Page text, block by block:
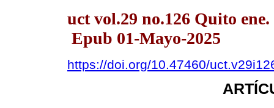
uct vol.29 no.126 Quito ene.
Epub 01-Mayo-2025
https://doi.org/10.47460/